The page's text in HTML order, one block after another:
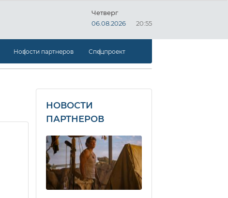
Четверг
06.08.2026
20:55
Новости партнеров Спецпроект
НОВОСТИ
ПАРТНЕРОВ